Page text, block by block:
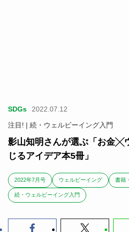
SDGs
2022.07.12
注目! | 続・ウェルビーイング入門
影山知明さんが選ぶ「お金╳
じるアイデア本5冊」
2022年7月号 ウェルビーイング 書籍
続・ウェルビーイング入門